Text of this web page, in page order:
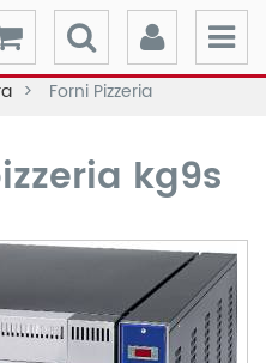
Forni Pizzeria
kg9s